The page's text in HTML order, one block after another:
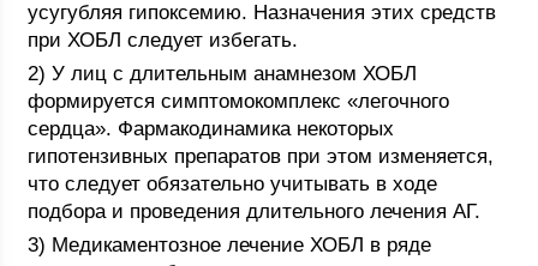
усугубляя гипоксемию. Назначения этих средств
при ХОБЛ следует избегать.
2) У лиц с длительным анамнезом ХОБЛ
формируется симптомокомплекс «легочного
сердца». Фармакодинамика некоторых
гипотензивных препаратов при этом изменяется,
что следует обязательно учитывать в ходе
подбора и проведения длительного лечения АГ.
3) Медикаментозное лечение ХОБЛ в ряде